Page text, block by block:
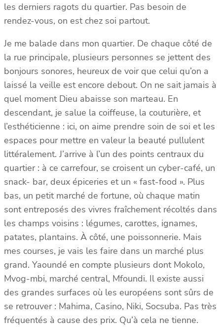
les derniers ragots du quartier. Pas besoin de
rendez-vous, on est chez soi partout.
Je me balade dans mon quartier. De chaque côté de
la rue principale, plusieurs personnes se jettent des
bonjours sonores, heureux de voir que celui qu’on a
laissé la veille est encore debout. On ne sait jamais à
quel moment Dieu abaisse son marteau. En
descendant, je salue la coiffeuse, la couturière, et
l’esthéticienne : ici, on aime prendre soin de soi et les
espaces pour mettre en valeur la beauté pullulent
littéralement. J’arrive à l’un des points centraux du
quartier : à ce carrefour, se croisent un cyber-café, un
snack- bar, deux épiceries et un « fast-food ». Plus
bas, un petit marché de fortune, où chaque matin
sont entreposés des vivres fraîchement récoltés dans
les champs voisins : légumes, carottes, ignames,
patates, plantains. À côté, une poissonnerie. Mais
mes courses, je vais les faire dans un marché plus
grand. Yaoundé en compte plusieurs dont Mokolo,
Mvog-mbi, marché central, Mfoundi. Il existe aussi
des grandes surfaces où les européens sont sûrs de
se retrouver : Mahima, Casino, Niki, Socsuba. Pas très
fréquentés à cause des prix. Qu’à cela ne tienne.